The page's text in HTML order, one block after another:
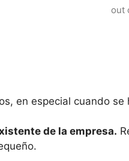
out
en especial cuando
de la empresa.